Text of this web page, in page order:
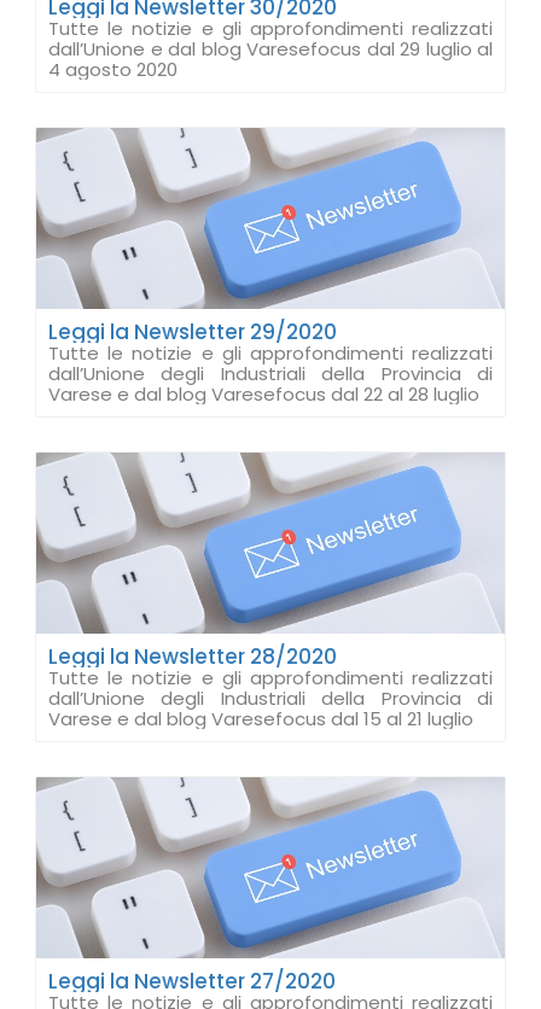
Leggi la Newsletter 30/2020
Tutte le notizie e gli approfondimenti realizzati
dall’Unione e dal blog Varesefocus dal 29 luglio al
4 agosto 2020
Leggi la Newsletter 29/2020
Tutte le notizie e gli approfondimenti realizzati
dall’Unione degli Industriali della Provincia di
Varese e dal blog Varesefocus dal 22 al 28 luglio
Leggi la Newsletter 28/2020
Tutte le notizie e gli approfondimenti realizzati
dall’Unione degli Industriali della Provincia di
Varese e dal blog Varesefocus dal 15 al 21 luglio
Leggi la Newsletter 27/2020
Tutte le notizie e gli approfondimenti realizzati